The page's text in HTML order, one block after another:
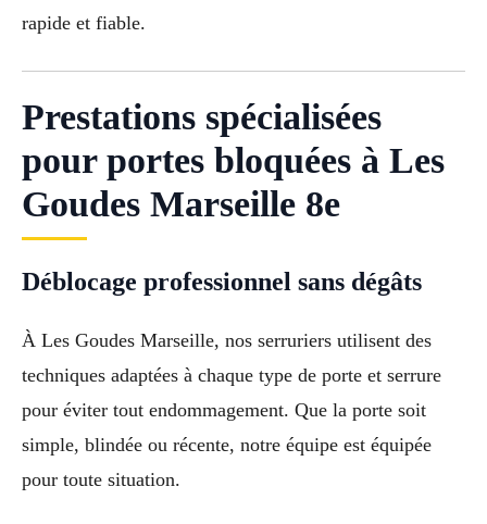
rapide et fiable.
Prestations spécialisées
pour portes bloquées à Les
Goudes Marseille 8e
Déblocage professionnel sans dégâts
À Les Goudes Marseille, nos serruriers utilisent des
techniques adaptées à chaque type de porte et serrure
pour éviter tout endommagement. Que la porte soit
simple, blindée ou récente, notre équipe est équipée
pour toute situation.